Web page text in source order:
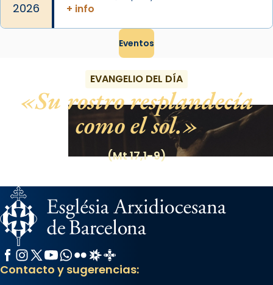
2026
+ info
Eventos
EVANGELIO DEL DÍA
Su rostro resplandecía
como el sol.
(Mt 17,1-9)
Facebook
Instagram
X / Twitter
YouTube
WhatsApp
FlickrRadio Estel
Catalunya Cristiana
Contacto y sugerencias: